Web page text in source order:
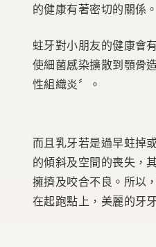
的健康有著密切的關係。
蛀牙對小朋友的健康會
使細菌感染擴散到顎骨
性組織炎〞。
而且乳牙若是過早蛀掉
的傾斜及空間的喪失，
擁擠及咬合不良。所以
在起跑點上，美麗的牙